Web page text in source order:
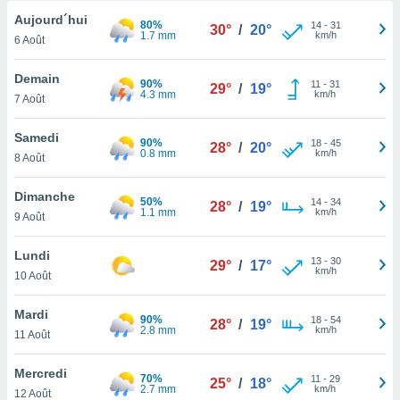
et
»,
au
vous
ou
de
ainsi
un
du
Aujourd´hui
6 Août
80%
1.7 mm
30° / 20° 14- 31
km/h
Demain
7 Août
90%
4.3 mm
29° / 19° 11 - 31
km/h
Samedi
8 Août
90%
0.8 mm
28° / 20° 18- 45
km/h
Dimanche
9 Août
50%
1.1 mm
28° / 19° 14- 34
km/h
Lundi
10 Août
29° / 17° 13- 30
km/h
Mardi
11 Août
90%
2.8 mm
28° / 19° 18- 54
km/h
Mercredi
12 Août
70%
2.7 mm
25° / 18° 11 - 29
km/h